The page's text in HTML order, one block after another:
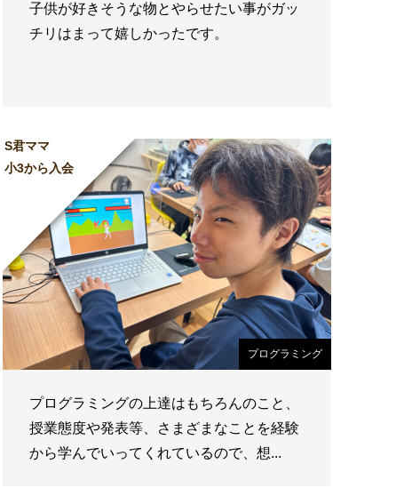
子供が好きそうな物とやらせたい事がガッ
チリはまって嬉しかったです。
S君ママ
小3から入会
プログラミング
プログラミングの上達はもちろんのこと、
授業態度や発表等、さまざまなことを経験
から学んでいってくれているので、想...